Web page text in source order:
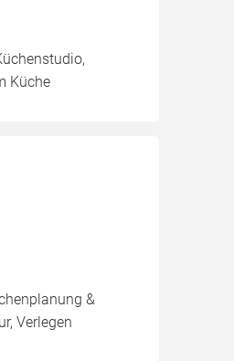
Küche
&
Verlegen